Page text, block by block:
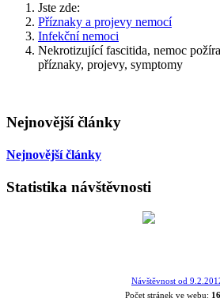
Jste zde:
Příznaky a projevy nemocí
Infekční nemoci
Nekrotizující fascitida, nemoc
příznaky, projevy, symptomy
Nejnovější články
Nejnovější články
Statistika návštěvnosti
Návštěvnost od
Počet stránek ve webu: